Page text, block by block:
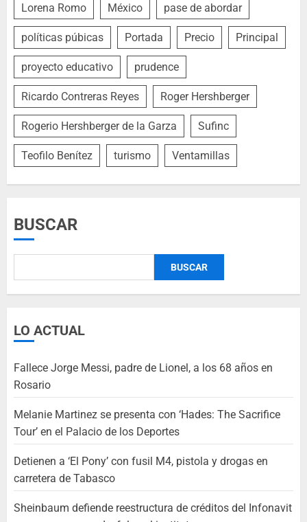
Lorena Romo México pase de abordar
políticas púbicas Portada Precio Principal
proyecto educativo prudence
Ricardo Contreras Reyes Roger Hershberger
Rogerio Hershberger de la Garza Sufinc
Teofilo Benítez turismo Ventamillas
BUSCAR
BUSCAR
LO ACTUAL
Fallece Jorge Messi, padre de Lionel, a los 68 años en
Rosario
Melanie Martinez se presenta con ‘Hades: The Sacrifice
Tour’ en el Palacio de los Deportes
Detienen a ‘El Pony’ con fusil M4, pistola y drogas en
carretera de Tabasco
Sheinbaum defiende reestructura de créditos del Infonavit